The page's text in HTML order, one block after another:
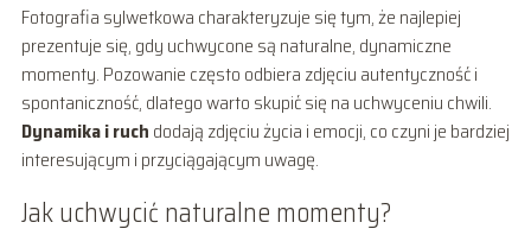
Fotografia sylwetkowa charakteryzuje się tym, że najlepiej
prezentuje się, gdy uchwycone są naturalne, dynamiczne
momenty. Pozowanie często odbiera zdjęciu autentyczność i
spontaniczność, dlatego warto skupić się na uchwyceniu chwili.
Dynamika i ruch dodają zdjęciu życia i emocji, co czyni je bardziej
interesującym i przyciągającym uwagę.
Jak uchwycić naturalne momenty?